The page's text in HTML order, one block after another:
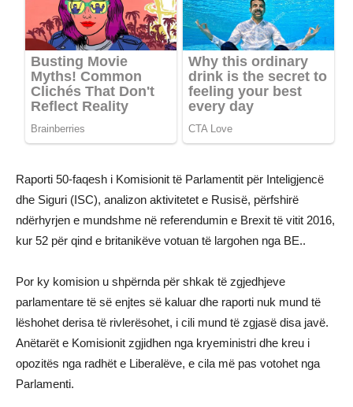
Raporti 50-faqesh i Komisionit të Parlamentit për Inteligjencë
dhe Siguri (ISC), analizon aktivitetet e Rusisë, përfshirë
ndërhyrjen e mundshme në referendumin e Brexit të vitit 2016,
kur 52 për qind e britanikëve votuan të largohen nga BE..
Por ky komision u shpërnda për shkak të zgjedhjeve
parlamentare të së enjtes së kaluar dhe raporti nuk mund të
lëshohet derisa të rivlerësohet, i cili mund të zgjasë disa javë.
Anëtarët e Komisionit zgjidhen nga kryeministri dhe kreu i
opozitës nga radhët e Liberalëve, e cila më pas votohet nga
Parlamenti.